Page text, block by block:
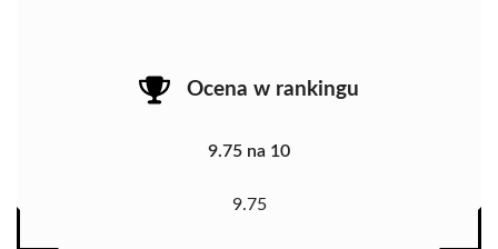
Ocena w rankingu
9.75 na 10
9.75